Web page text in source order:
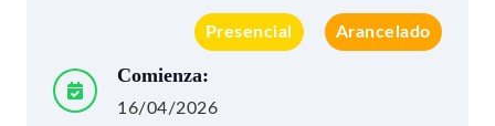
Presencial Arancelado
Comienza:
16/04/2026